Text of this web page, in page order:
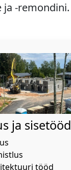
-remondini.
ja sisetööd
tööd